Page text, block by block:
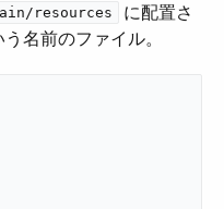
resources
​ に配置さ
う名前のファイル。